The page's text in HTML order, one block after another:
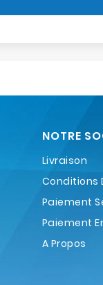
NOTRE
Livraison
Conditions
Paiement
Paiement
A Propos